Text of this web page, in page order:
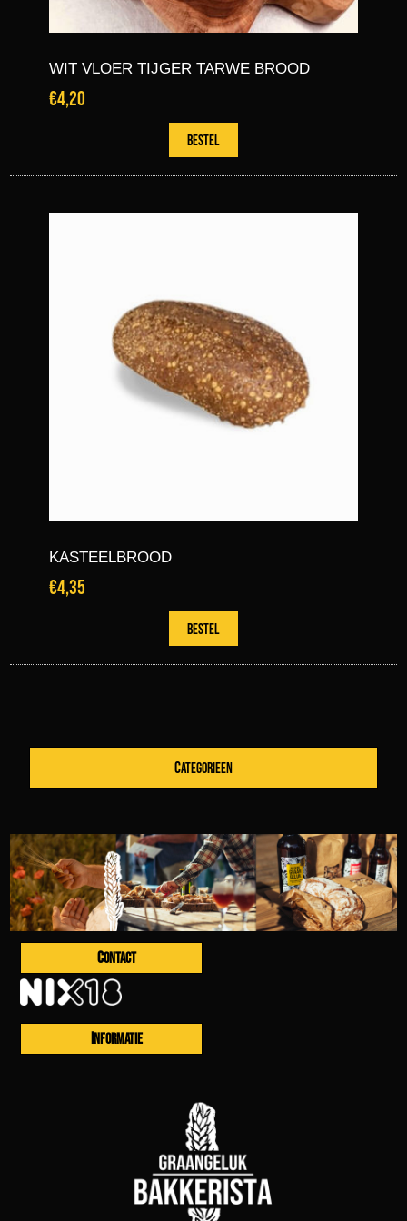
WIT VLOER TIJGER TARWE BROOD
€4,20
KASTEELBROOD
€4,35
CATEGORIEEN
CONTACT
INFORMATIE